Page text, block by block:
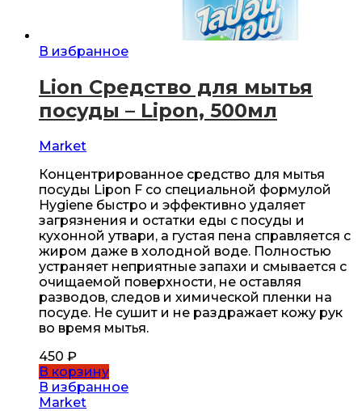
В избранное
Lion Средство для мытья
посуды – Lipon, 500мл
Market
Концентрированное средство для мытья
посуды Lipon F со специальной формулой
Hygiene быстро и эффективно удаляет
загрязнения и остатки еды с посуды и
кухонной утвари, а густая пена справляется с
жиром даже в холодной воде. Полностью
устраняет неприятные запахи и смывается с
очищаемой поверхности, не оставляя
разводов, следов и химической пленки на
посуде. Не сушит и не раздражает кожу рук
во время мытья.
450 ₽
В корзину
В избранное
Market